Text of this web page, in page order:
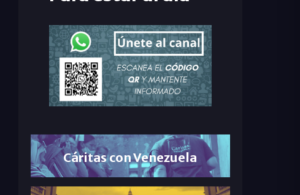
Cáritas con Venezuela